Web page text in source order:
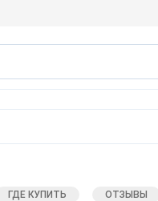
ГДЕ КУПИТЬ ОТЗЫВЫ